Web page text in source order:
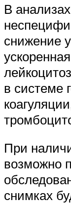
В
снижение
в системе
При
возможно
снимках